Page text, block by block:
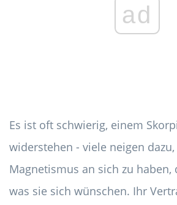
ad
Es ist oft schwierig, einem
widerstehen - viele neigen
Magnetismus an sich zu haben,
was sie sich wünschen. Ihr